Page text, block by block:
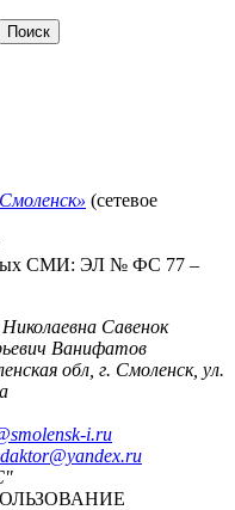
(сетевое
СМИ: ЭЛ № ФС 77 –
Савенок
Ванифатов
обл, г. Смоленск, ул.
i.ru